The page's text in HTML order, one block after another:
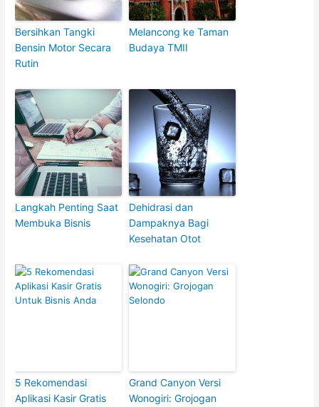
Bersihkan Tangki
Bensin Motor Secara
Rutin
Melancong ke Taman
Budaya TMII
Langkah Penting Saat
Membuka Bisnis
Dehidrasi dan
Dampaknya Bagi
Kesehatan Otot
5 Rekomendasi
Aplikasi Kasir Gratis
Grand Canyon Versi
Wonogiri: Grojogan